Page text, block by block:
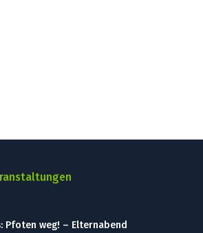
Pfoten weg! – Elternabend